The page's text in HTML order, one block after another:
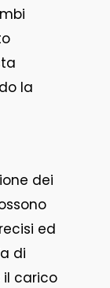
la
dei
ed
di
carico